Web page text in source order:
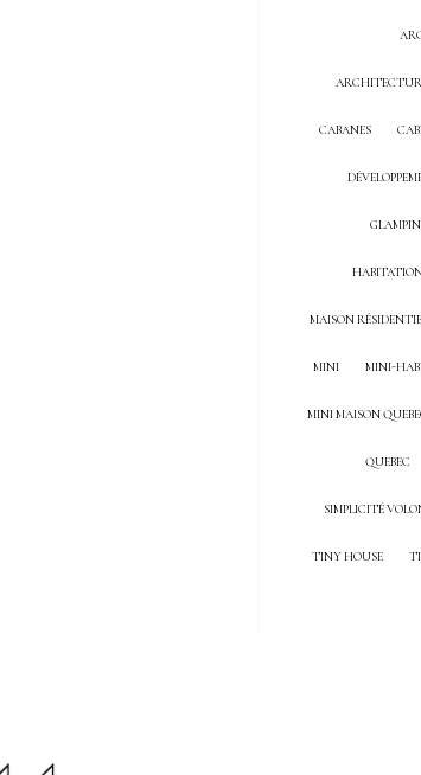
CABANES
MAISON
MINI MINI-
MINI MAISON
QUEBEC
SIMPLICITÉ
TINY HOUSE